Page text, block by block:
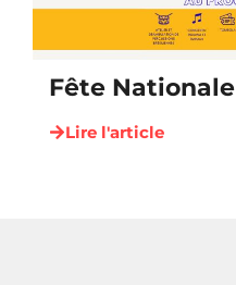
Fête Nationale
Lire l'article